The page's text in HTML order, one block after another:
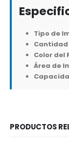
Tipo de
Cantidad
Color del
Área de
PRODUCTOS